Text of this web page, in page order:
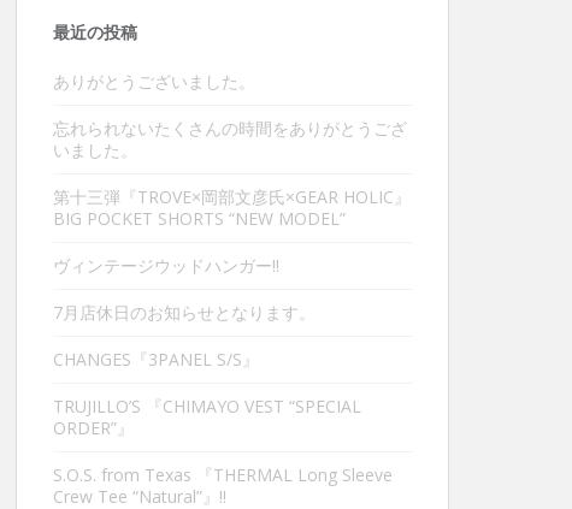
最近の投稿
ありがとうございました。
忘れられないたくさんの時間をありがとうござ
いました。
第十三弾『TROVE×岡部文彦氏×GEAR HOLIC』
BIG POCKET SHORTS “NEW MODEL”
ヴィンテージウッドハンガー‼︎
7月店休日のお知らせとなります。
CHANGES『3PANEL S/S』
TRUJILLO’S 『CHIMAYO VEST “SPECIAL
ORDER”』
S.O.S. from Texas 『THERMAL Long Sleeve
Crew Tee “Natural”』‼︎